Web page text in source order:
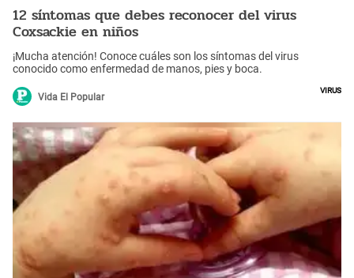
12 síntomas que debes reconocer del virus
Coxsackie en niños
¡Mucha atención! Conoce cuáles son los síntomas del virus
conocido como enfermedad de manos, pies y boca.
Vida El Popular
Virus